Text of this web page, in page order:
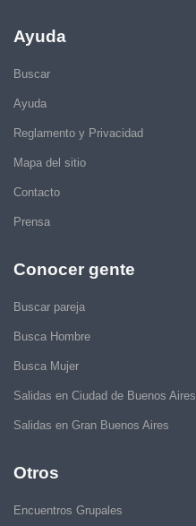
Ayuda
Buscar
Ayuda
Reglamento y Privacidad
Mapa del sitio
Contacto
Prensa
Conocer gente
Buscar pareja
Busca Hombre
Busca Mujer
Salidas en Ciudad de Buenos Aires
Salidas en Gran Buenos Aires
Otros
Encuentros Grupales